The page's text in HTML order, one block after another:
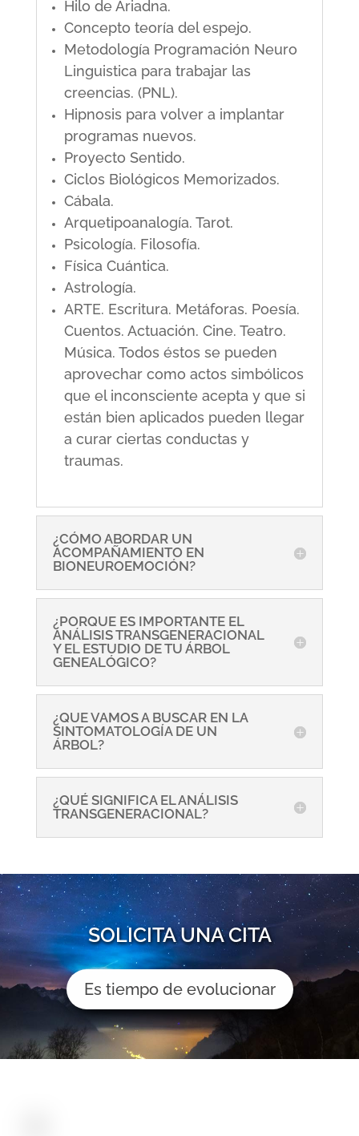
Hilo de Ariadna.
Concepto teoría del espejo.
Metodología Programación Neuro
Linguistica para trabajar las
creencias. (PNL).
Hipnosis para volver a implantar
programas nuevos.
Proyecto Sentido.
Ciclos Biológicos Memorizados.
Cábala.
Arquetipoanalogía. Tarot.
Psicología. Filosofía.
Física Cuántica.
Astrología.
ARTE. Escritura. Metáforas. Poesía.
Cuentos. Actuación. Cine. Teatro.
Música. Todos éstos se pueden
aprovechar como actos simbólicos
que el inconsciente acepta y que si
están bien aplicados pueden llegar
a curar ciertas conductas y
traumas.
¿CÓMO ABORDAR UN
ACOMPAÑAMIENTO EN
BIONEUROEMOCIÓN?
¿PORQUE ES IMPORTANTE EL
ANÁLISIS TRANSGENERACIONAL
Y EL ESTUDIO DE TU ÁRBOL
GENEALÓGICO?
¿QUE VAMOS A BUSCAR EN LA
SINTOMATOLOGÍA DE UN
ÁRBOL?
¿QUÉ SIGNIFICA EL ANÁLISIS
TRANSGENERACIONAL?
SOLICITA UNA CITA
Es tiempo de evolucionar